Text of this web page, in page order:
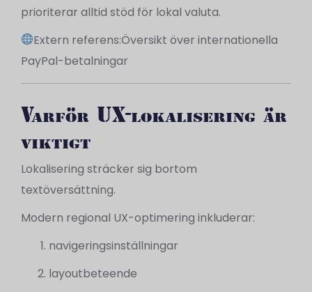
prioriterar alltid stöd för lokal valuta.
Extern referens:Översikt över internationella
PayPal-betalningar
Varför UX-lokalisering är
viktigt
Lokalisering sträcker sig bortom
textöversättning.
Modern regional UX-optimering inkluderar:
navigeringsinställningar
layoutbeteende